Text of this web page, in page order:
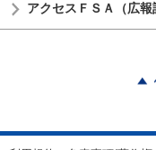
アクセスＦＳＡ（広報